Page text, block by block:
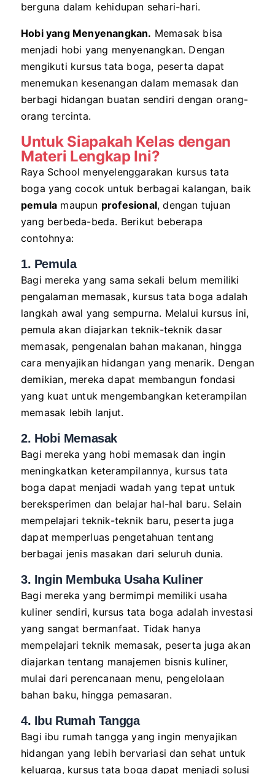
berguna dalam kehidupan sehari-hari.
Hobi yang Menyenangkan. Memasak bisa
menjadi hobi yang menyenangkan. Dengan
mengikuti kursus tata boga, peserta dapat
menemukan kesenangan dalam memasak dan
berbagi hidangan buatan sendiri dengan orang-
orang tercinta.
Untuk Siapakah Kelas dengan
Materi Lengkap Ini?
Raya School menyelenggarakan kursus tata
boga yang cocok untuk berbagai kalangan, baik
pemula maupun profesional, dengan tujuan
yang berbeda-beda. Berikut beberapa
contohnya:
1. Pemula
Bagi mereka yang sama sekali belum memiliki
pengalaman memasak, kursus tata boga adalah
langkah awal yang sempurna. Melalui kursus ini,
pemula akan diajarkan teknik-teknik dasar
memasak, pengenalan bahan makanan, hingga
cara menyajikan hidangan yang menarik. Dengan
demikian, mereka dapat membangun fondasi
yang kuat untuk mengembangkan keterampilan
memasak lebih lanjut.
2. Hobi Memasak
Bagi mereka yang hobi memasak dan ingin
meningkatkan keterampilannya, kursus tata
boga dapat menjadi wadah yang tepat untuk
bereksperimen dan belajar hal-hal baru. Selain
mempelajari teknik-teknik baru, peserta juga
dapat memperluas pengetahuan tentang
berbagai jenis masakan dari seluruh dunia.
3. Ingin Membuka Usaha Kuliner
Bagi mereka yang bermimpi memiliki usaha
kuliner sendiri, kursus tata boga adalah investasi
yang sangat bermanfaat. Tidak hanya
mempelajari teknik memasak, peserta juga akan
diajarkan tentang manajemen bisnis kuliner,
mulai dari perencanaan menu, pengelolaan
bahan baku, hingga pemasaran.
4. Ibu Rumah Tangga
Bagi ibu rumah tangga yang ingin menyajikan
hidangan yang lebih bervariasi dan sehat untuk
keluarga, kursus tata boga dapat menjadi solusi